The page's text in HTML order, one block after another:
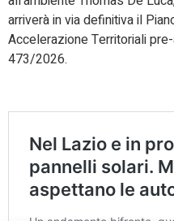
arriverà in via definitiva il
Accelerazione Territoriali
473/2026.